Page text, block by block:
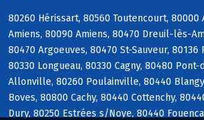
80260 Hérissart, 80560 Toutencourt, 80000
Amiens, 80090 Amiens, 80470 Dreuil-lès-
80470 Argoeuves, 80470 St-Sauveur, 80136
80330 Longueau, 80330 Cagny, 80480
Allonville, 80260 Poulainville, 80440
Boves, 80800 Cachy, 80440 Cottenchy,
Dury, 80250 Estrées s/Noye, 80440